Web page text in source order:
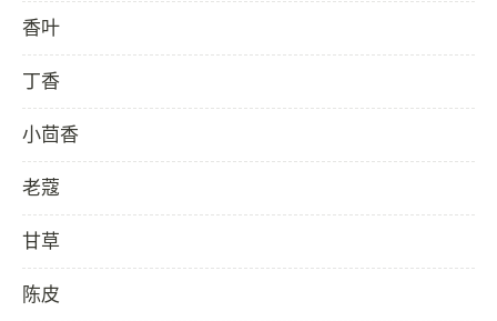
香叶
丁香
小茴香
老蔻
甘草
陈皮